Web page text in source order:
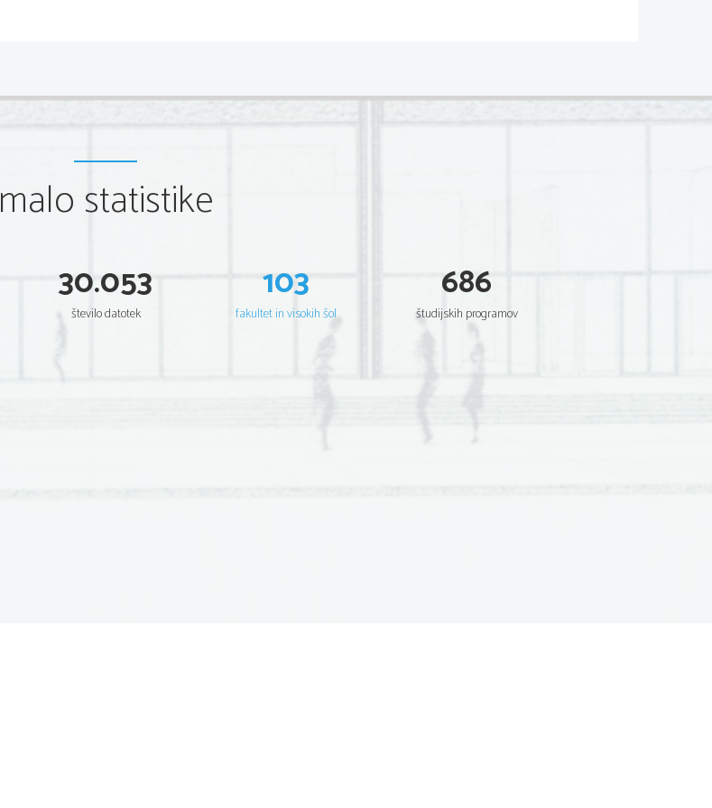
potujoči pevci ali rapsodi. Značilno zanj je obširno in podrobno pripovedovanje z različnimi
zgodbami (epska širina). Snov so usodni boji in dejanja bogov ter velikih junakov.
Najpomembnejša grška epa sta Iliada in Odiseja.
nastal je v 8. stoletju pr. n. št.
PREDZGODBA
boginje, ki za razsodnika pokličejo kraljeviča Parisa. Hera mu ponudi kraljestvo, Atena slavo
malo statistike
30.053
število datotek
103
fakultet in visokih šol
686
študijskih programov